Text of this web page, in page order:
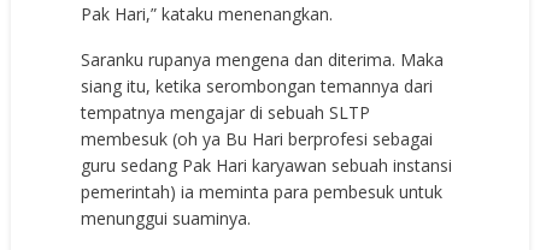
Pak Hari,” kataku menenangkan.
Saranku rupanya mengena dan diterima. Maka
siang itu, ketika serombongan temannya dari
tempatnya mengajar di sebuah SLTP
membesuk (oh ya Bu Hari berprofesi sebagai
guru sedang Pak Hari karyawan sebuah instansi
pemerintah) ia meminta para pembesuk untuk
menunggui suaminya.